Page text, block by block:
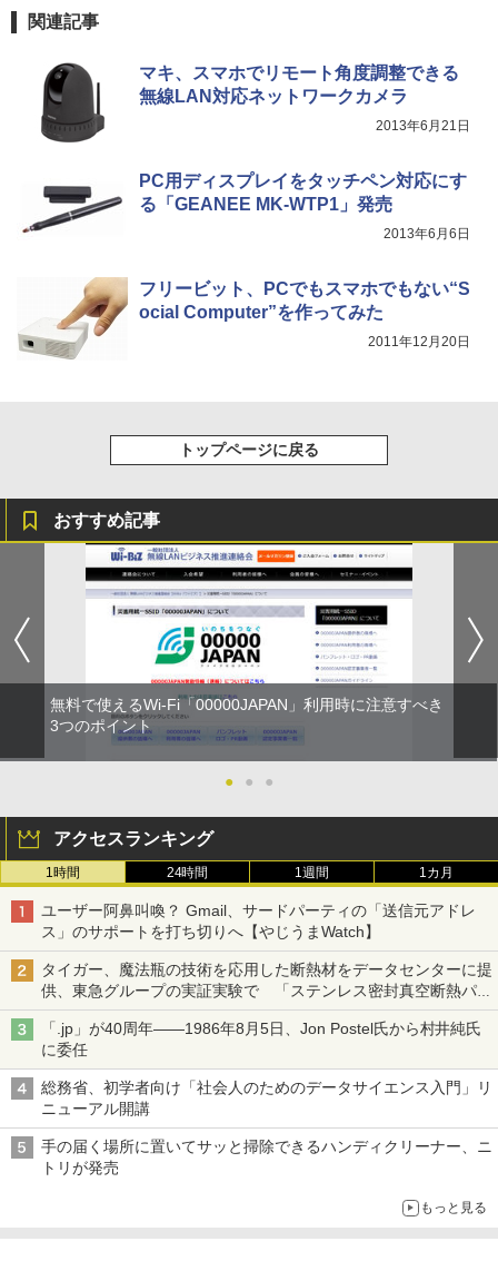
関連記事
マキ、スマホでリモート角度調整できる
無線LAN対応ネットワークカメラ
2013年6月21日
PC用ディスプレイをタッチペン対応にす
る「GEANEE MK-WTP1」発売
2013年6月6日
フリービット、PCでもスマホでもない“S
ocial Computer”を作ってみた
2011年12月20日
トップページに戻る
おすすめ記事
無料で使えるWi-Fi「00000JAPAN」利用時に注意すべき
3つのポイント
● ● ●
アクセスランキング
1時間 24時間 1週間 1カ月
ユーザー阿鼻叫喚？ Gmail、サードパーティの「送信元アドレ
ス」のサポートを打ち切りへ【やじうまWatch】
タイガー、魔法瓶の技術を応用した断熱材をデータセンターに提
供、東急グループの実証実験で 「ステンレス密封真空断熱パネ
ル TIVIP」
「.jp」が40周年――1986年8月5日、Jon Postel氏から村井純氏
に委任
総務省、初学者向け「社会人のためのデータサイエンス入門」リ
ニューアル開講
手の届く場所に置いてサッと掃除できるハンディクリーナー、ニ
トリが発売
もっと見る